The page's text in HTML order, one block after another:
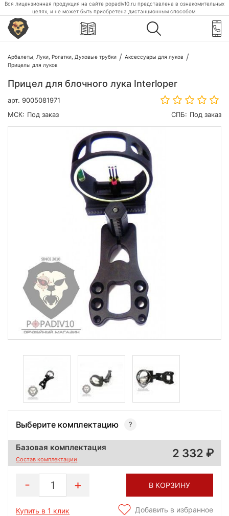
Вся лицензионная продукция на сайте popadiv10.ru представлена в ознакомительных
целях, и не может быть приобретена дистанционным способом.
Арбалеты, Луки, Рогатки, Духовые трубки
Аксессуары для луков
Прицелы для луков
Прицел для блочного лука Interloper
арт. 9005081971
МСК: Под заказ СПБ: Под заказ
Выберите комплектацию
Базовая комплектация
Состав комплектации 2 332
1 В КОРЗИНУ
Купить в 1 клик
Добавить в избранное